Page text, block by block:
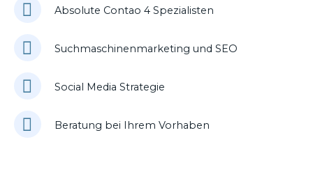
Absolute Contao 4 Spezialisten
Suchmaschinenmarketing und SEO
Social Media Strategie
Beratung bei Ihrem Vorhaben